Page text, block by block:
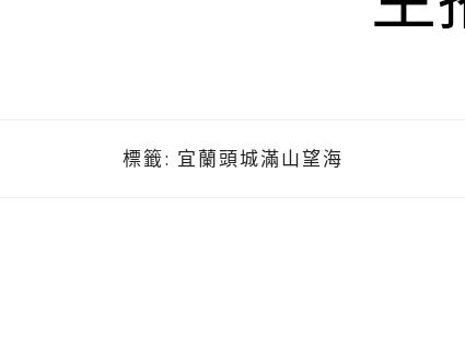
標籤: 宜蘭頭城滿山望海